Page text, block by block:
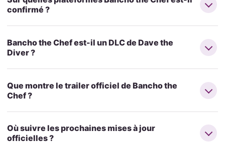
confirmé ?
Bancho the Chef est-il un DLC de Dave the
Diver ?
Que montre le trailer officiel de Bancho the
Chef ?
Où suivre les prochaines mises à jour
officielles ?